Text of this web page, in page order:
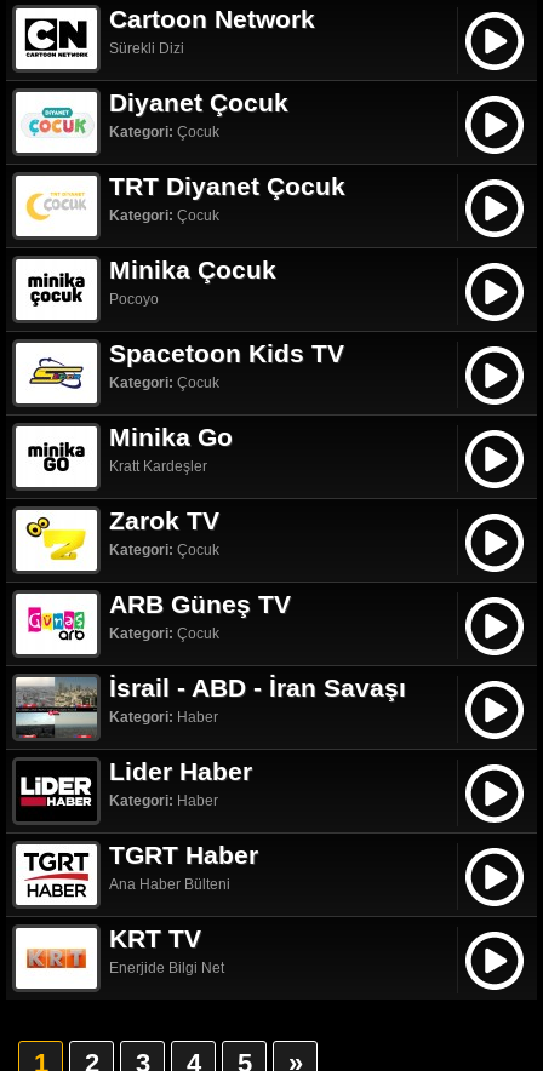
Cartoon Network
Sürekli Dizi
Diyanet Çocuk
Kategori: Çocuk
TRT Diyanet Çocuk
Kategori: Çocuk
Minika Çocuk
Pocoyo
Spacetoon Kids TV
Kategori: Çocuk
Minika Go
Kratt Kardeşler
Zarok TV
Kategori: Çocuk
ARB Güneş TV
Kategori: Çocuk
İsrail - ABD - İran Savaşı
Kategori: Haber
Lider Haber
Kategori: Haber
TGRT Haber
Ana Haber Bülteni
KRT TV
Enerjide Bilgi Net
1 2 3 4 5 »